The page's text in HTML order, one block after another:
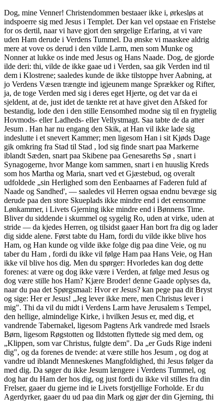
Dog, mine Venner! Christendommen bestaaer ikke i, ørkesløs at
indspoerre sig med Jesus i Templet. Der kan vel opstaae en Fristelse
for os dertil, naar vi have gjort den sørgelige Erfaring, at vi vare
uden Ham derude i Verdens Tummel. Da ønske vi maaskee aldrig
mere at vove os derud i den vilde Larm, men som Munke og
Nonner at lukke os inde med Jesus og Hans Naade. Dog, de gjorde
ilde deri: thi, vilde de ikke gaae ud i Verden, saa gik Verden ind til
dem i Klostrene; saaledes kunde de ikke tilstoppe hver Aabning, at
jo Verdens Væsen trængte ind igjeunem mange Sprækker og Rifter,
ja, de toge Verden med sig i deres eget Hjerte, og det var da ei
sjeldent, at de, just idet de tænkte ret at have givet den Afsked for
bestandig, lode den i den stille Eensomhed modne sig til en frygtelig
Hovmods- eller Ladheds- eller Vellystmagt. Saa tabte de da atter
Jesum . Han har nu engang den Skik, at Han vil ikke lade sig
indeslutte i et snevert Kammer; men ligesom Han i sit Kjøds Dage
gik omkring fra Stad til Stad , lod sig finde snart paa Markerne
iblandt Sæden, snart paa Skibene paa Genesareths Sø , snart i
Synagogerne, hvor Mange kom sammen, snart i en huuslig Kreds
som hos Martha og Maria, snart ved et Gjæstebud, og overalt
udfoldede „sin Herlighed som den Eenbaarnes af Faderen fuld af
Naade og Sandhed', — saaledes vil Herren ogsaa endnu bevæge sig
derude paa den store Skueplads ikke mindre end i det eensomme
Lønkammer, i Livets Gjerning ikke mindre end i Bønnens Time.
Bliver du siddende i skummel og sygelig Ro, uden at virke, uden at
stride — da kjedes Herren, og tilsidst gaaer Han bort fra dig og lader
dig sidde alene. Først tabte du Ham, fordi du vilde ikke blive hos
Ham, og Han kunde og vilde ikke folge dig paa dine Veie, og nu
taber du Ham , fordi du ikke vil følge Ham paa Hans Veie, og Han
ikke vil blive hos dig. Men du spørger: Hvorledes kan dog dette
forenes: at være og dog ikke være i Verden, at følge med Jesus og
dog være stille hos Ham? Kjære Broder! denne Gaade oplyses da,
naar du paa det Spørgsmaal: Hvor er Jesus? kan pege paa dit Bryst
og sige: Her er Jesus! „Jeg lever ikke mere, men Christus lever i
mig". Thi da vil du midt i Verdens Larm have Jerusalem s Tempel,
den hellige, almindelige Kirke, i hvilken Jesus er, med dig, et
vandrende Tabernakel, ligesom Pagtens Ark vandrede med Israels
Børn, ligesom Røgstotten og Ildstotten flyttede sig med dem, og
„Klippen, som var Christus, fulgte dem". Da „er Guds Rige indeni
dig", og da forenes de tvende: at være stille hos Jesum , og dog at
vandre ud iblandt Menneskenes Mangfoldighed, thi Jesus følger da
med dig. Da søger du ikke Jesum længere i Verdens Tummel, og
dog har du Ham der hos dig, og just fordi du ikke vil stilles fra din
Frelser, gaaer du gjerne ind ie Livets forstjellige Forholde. Er du
Agerdyrker, gaaer du ud paa din Mark og gjør der din Gjerning, thi